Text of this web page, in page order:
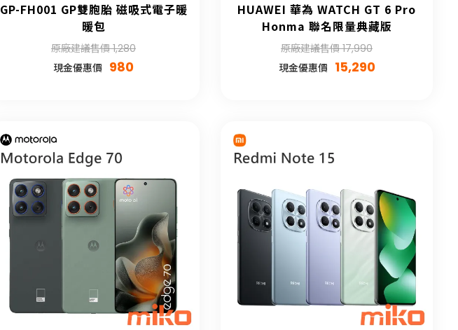
GP-FH001 GP雙胞胎 磁吸式電子暖
暖包
原廠建議售價 1,280
現金優惠價 980
HUAWEI 華為 WATCH GT 6 Pro
Honma 聯名限量典藏版
原廠建議售價 17,990
現金優惠價 15,290